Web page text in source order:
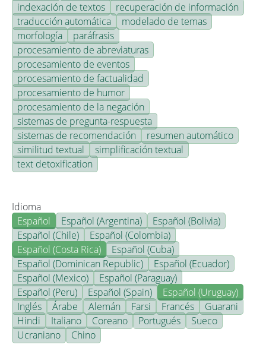
indexación de textos
recuperación de información
traducción automática
modelado de temas
morfología
paráfrasis
procesamiento de abreviaturas
procesamiento de eventos
procesamiento de factualidad
procesamiento de humor
procesamiento de la negación
sistemas de pregunta-respuesta
sistemas de recomendación
resumen automático
similitud textual
simplificación textual
text detoxification
Idioma
Español
Español (Argentina)
Español (Bolivia)
Español (Chile)
Español (Colombia)
Español (Costa Rica)
Español (Cuba)
Español (Dominican Republic)
Español (Ecuador)
Español (Mexico)
Español (Paraguay)
Español (Peru)
Español (Spain)
Español (Uruguay)
Inglés
Árabe Alemán Farsi Francés
Guarani
Hindi
Italiano Coreano Portugués
Sueco
Ucraniano
Chino